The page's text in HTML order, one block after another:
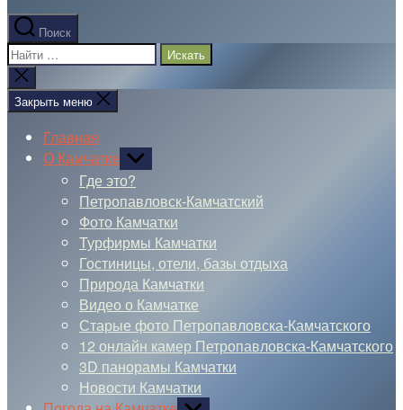
Поиск
Поиск:
Закрыть
поиск
Закрыть меню
Главная
О Камчатке Показывать
подменю
Где это?
Петропавловск-Камчатский
Фото Камчатки
Турфирмы Камчатки
Гостиницы, отели, базы отдыха
Природа Камчатки
Видео о Камчатке
Старые фото Петропавловска-Камчатского
12 онлайн камер Петропавловска-Камчатского
3D панорамы Камчатки
Новости Камчатки